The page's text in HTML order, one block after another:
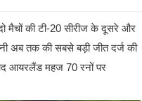
मैचों की टी-20 सीरीज के दूसरे और
अब तक की सबसे बड़ी जीत दर्ज की
आयरलैंड महज 70 रनों पर